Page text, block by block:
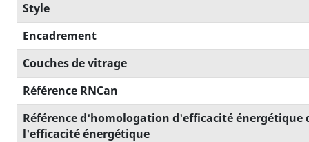
Style
Encadrement
Couches de vitrage
Référence RNCan
Référence d'homologation d'efficacité énergétique
l'efficacité énergétique